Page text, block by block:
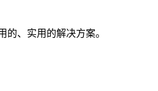
的、实用的解决方案。